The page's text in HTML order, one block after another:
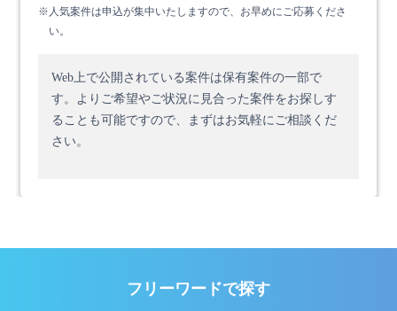
※人気案件は申込が集中いたしますので、お早めにご応募くださ
い。
Web上で公開されている案件は保有案件の一部で
す。 よりご希望やご状況に見合った案件をお探しす
ることも可能ですので、まずはお気軽にご相談くだ
さい。
フリーワードで探す